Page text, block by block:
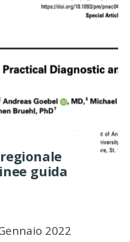
guida
2022